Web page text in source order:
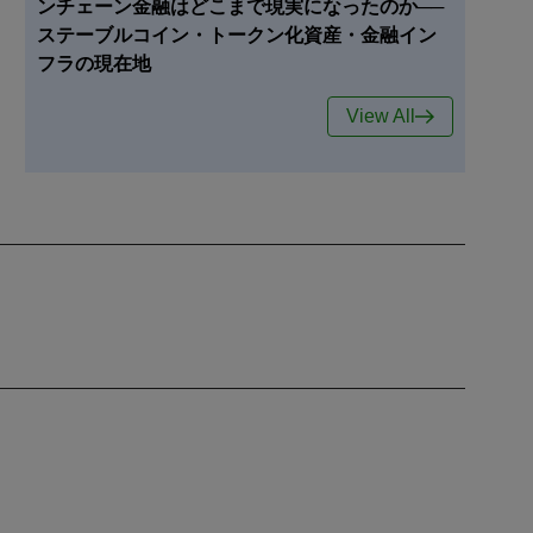
ンチェーン金融はどこまで現実になったのか──
ステーブルコイン・トークン化資産・金融イン
フラの現在地
View All